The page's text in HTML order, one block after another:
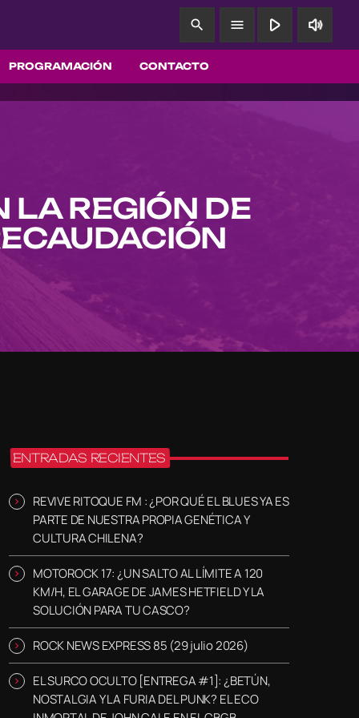
PROGRAMACIÓN CONTACTO
search menu play_arrow volume_up
LA REGIÓN DE
ENTRADAS RECIENTES
REVIVE RITOQUE FM : ¿POR QUÉ EL BLUES YA ES
PARTE DE NUESTRA PROPIA GENÉTICA Y
CULTURA CHILENA?
MOTOROCK 17: ¿UN SALTO AL LÍMITE A 120
KM/H, EL GARAGE DE JAMES HETFIELD Y LA
SOLUCIÓN PARA TU CASCO?
ROCK NEWS EXPRESS 85 (29 julio 2026)
EL SURCO OCULTO [ENTREGA #1]: ¿BETÚN,
NOSTALGIA Y LA FURIA DEL PUNK? EL ECO